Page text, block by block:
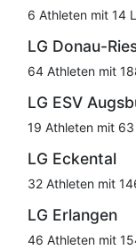
6 Athleten mit 14
LG Donau-
64 Athleten mit
LG ESV
19 Athleten mit
LG Eckental
32 Athleten mit
LG Erlangen
46 Athleten mit